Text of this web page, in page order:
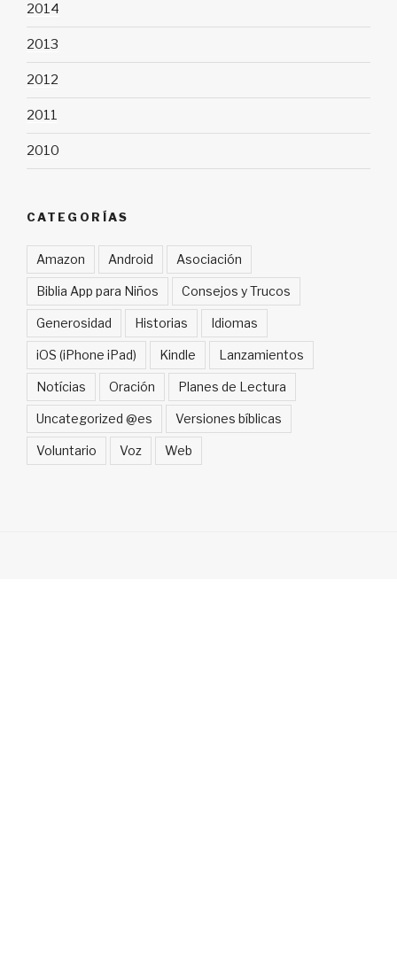
2014
2013
2012
2011
2010
CATEGORÍAS
Amazon Android Asociación
Biblia App para Niños Consejos y Trucos
Generosidad Historias Idiomas
iOS (iPhone iPad) Kindle Lanzamientos
Notícias Oración Planes de Lectura
Uncategorized @es Versiones bíblicas
Voluntario Voz Web